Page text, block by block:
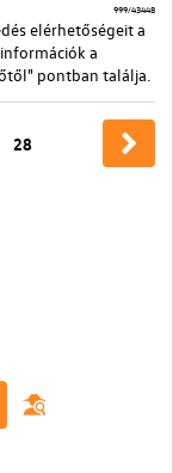
elérhetőségeit a
a
pontban találja.
999/43448
28